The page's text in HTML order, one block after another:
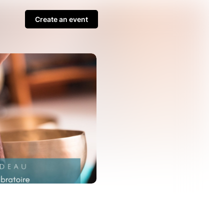
Create an event